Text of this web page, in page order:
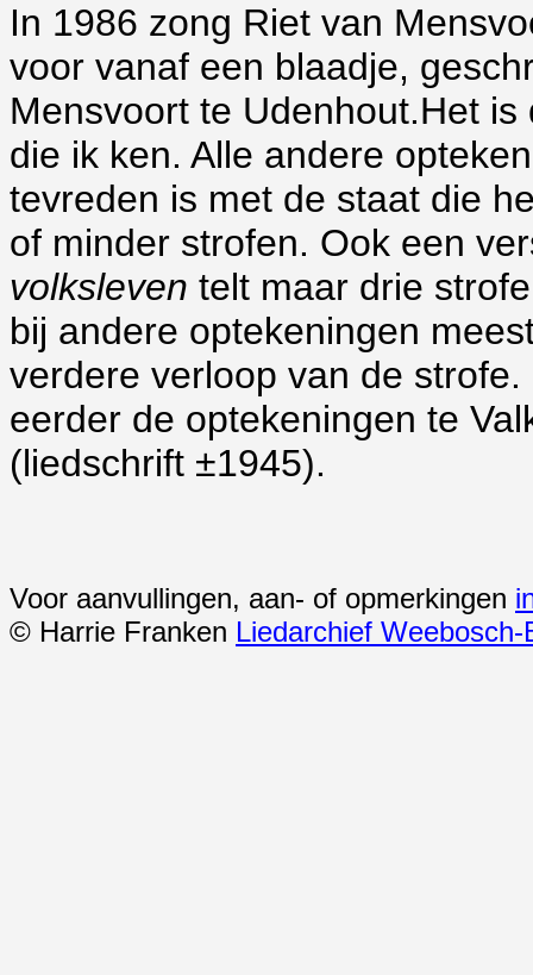
In 1986 zong Riet van
voor vanaf een blaadje,
Mensvoort te Udenhout.Het
die ik ken. Alle andere
tevreden is met de staat die
of minder strofen. Ook een
volksleven telt maar drie
bij andere optekeningen
verdere verloop van de
eerder de optekeningen te
(liedschrift ±1945).
Voor aanvullingen, aan- of opmerkingen
© Harrie Franken Liedarchief Weebosch-